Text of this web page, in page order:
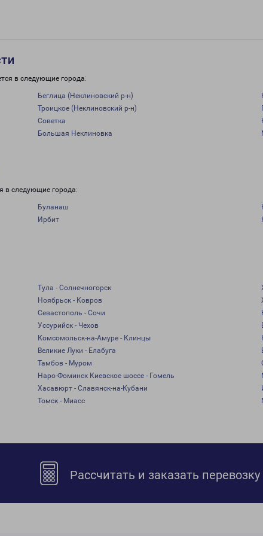
в следующие города:
Беглица (Неклиновский р-н)
Троицкое (Неклиновский р-н)
Советка
Большая Неклиновка
в следующие города:
Буланаш
Ирбит
Тула - Солнечногорск
Ноябрьск - Ковров
Севастополь - Сочи
Уссурийск - Чехов
Комсомольск-на-Амуре - Клинцы
Великие Луки - Елабуга
Тамбов - Муром
Наро-Фоминск Киевское шоссе - Гомель
Хасавюрт - Славянск-на-Кубани
Томск - Миасс
Рассчитать и заказать перевозку